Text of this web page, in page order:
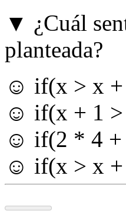
▼ ¿Cuál
planteada?
☺ if(x > x
☺ if(x + 1 >
☺ if(2 * 4 +
☺ if(x > x +